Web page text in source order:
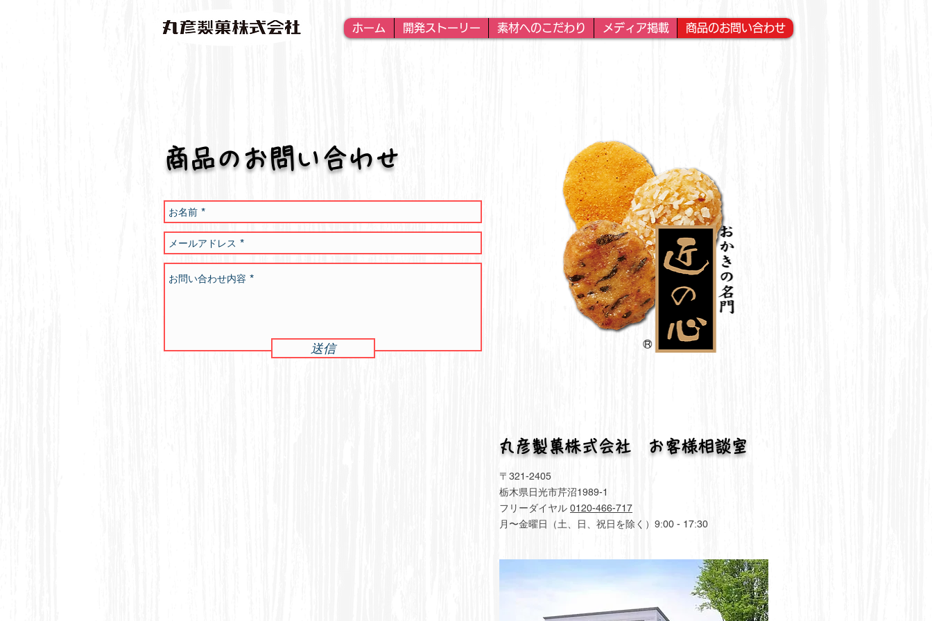
ホーム 開発ストーリー 素材へのこだわり メディア掲載 商品のお問い合わせ
商品のお問い合わせ
送信
​丸彦製菓株式会社 お客様相談室
〒321-2405
栃木県日光市芹沼1989-1
​フリーダイヤル 0120-466-717
月〜金曜日（土、日、祝日を除く）9:00 - 17:30